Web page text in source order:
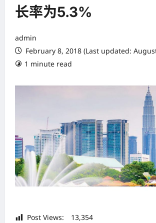
长率为5.3%
admin
February 8, 2018 (Last updated:
1 minute read
Post Views: 13,354